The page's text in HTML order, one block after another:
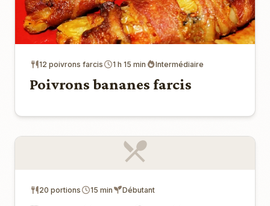
12 poivrons farcis 1 h 15 min Intermédiaire
Poivrons bananes farcis
20 portions 15 min Débutant